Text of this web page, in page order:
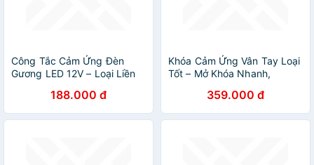
Công Tắc Cảm Ứng Đèn
Gương LED 12V – Loại Liền
188.000 đ
Khóa Cảm Ứng Vân Tay Loại
Tốt – Mở Khóa Nhanh,
ĐÈN TRANG TRÍ
359.000 đ